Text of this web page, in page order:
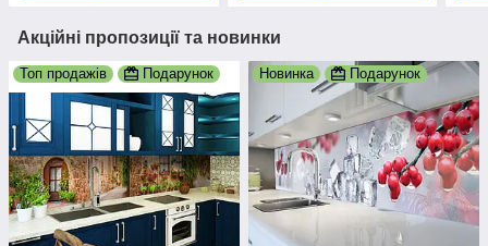
Акційні пропозиції та новинки
Топ продажів Подарунок Новинка Подарунок